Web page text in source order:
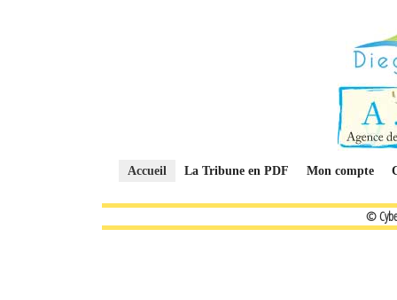
Accueil La Tribune en PDF Mon compte
©